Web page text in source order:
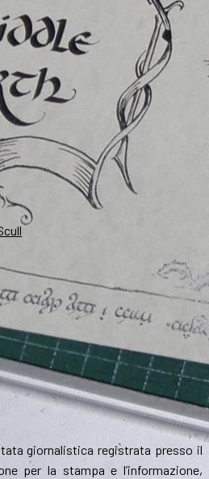
giornalistica registrata presso il
per la stampa e l’informazione,